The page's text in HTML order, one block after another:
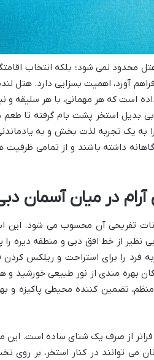
محدود نمی شود؛ بلکه انتخاب
آورد، اهمیت بسزایی دارد. هتل
است که هر مهمانی، با هر سلیقه و
بدیل استخر پشت بام گرفته تا
به یک تجربه لذت بخش و به
داشته باشند و از تمامی
در میان آسمان
تفریحی آن محسوب می شود. این
نظیر از خط افق دبی و منطقه دیره
فرد را برای استراحت و ریلکس کردن
بهره مندی از نور طبیعی خورشید و
تضمین کننده محیطی پاکیزه و
از صرف یک شنای ساده است. این
می توانند در کنار استخر، بر روی